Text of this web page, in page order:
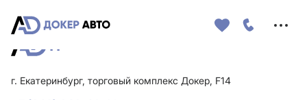
г. Екатеринбург, торговый комплекс Докер, F14